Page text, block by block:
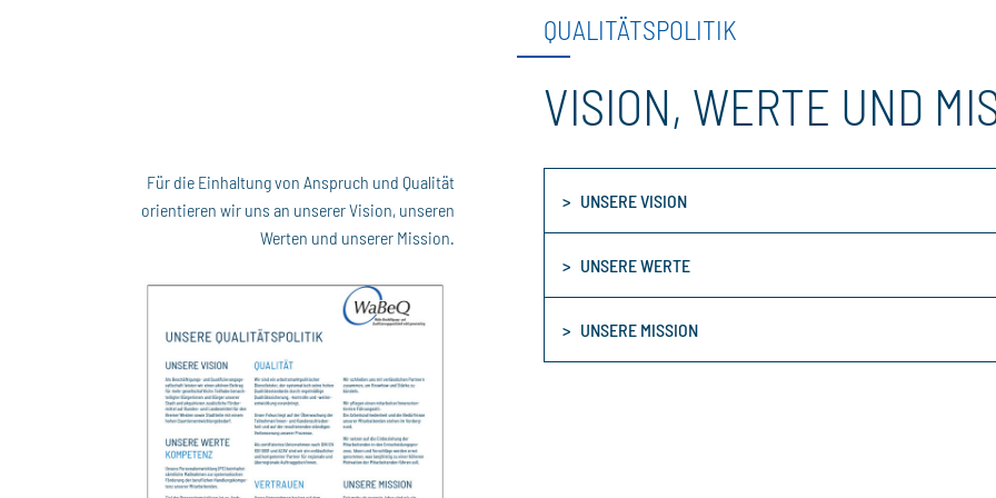
QUALITÄTSPOLITIK
VISION, WERTE UND
Für die Einhaltung von Anspruch und Qualität
orientieren wir uns an unserer Vision, unseren
Werten und unserer Mission.
UNSERE VISION
UNSERE WERTE
UNSERE MISSION